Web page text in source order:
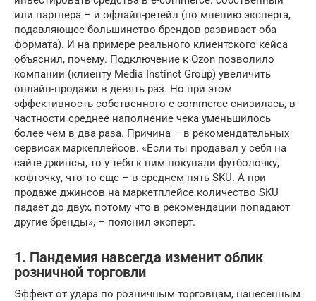
или партнера – и офлайн-ретейл (по мнению эксперта,
подавляющее большинство брендов развивает оба
формата). И на примере реального клиентского кейса
объяснил, почему. Подключение к Ozon позволило
компании (клиенту Media Instinct Group) увеличить
онлайн-продажи в девять раз. Но при этом
эффективность собственного e-commerce снизилась, в
частности среднее наполнение чека уменьшилось
более чем в два раза. Причина – в рекомендательных
сервисах маркеплейсов. «Если ты продавал у себя на
сайте джинсы, то у тебя к ним покупали футболочку,
кофточку, что-то еще – в среднем пять SKU. А при
продаже джинсов на маркетплейсе количество SKU
падает до двух, потому что в рекомендации попадают
другие бренды», – пояснил эксперт.
1. Пандемия навсегда изменит облик
розничной торговли
Эффект от удара по розничным торговцам, нанесенным